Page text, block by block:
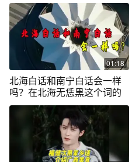
01:18
北海白话和南宁白话会一样
吗？在北海无恁黑这个词的